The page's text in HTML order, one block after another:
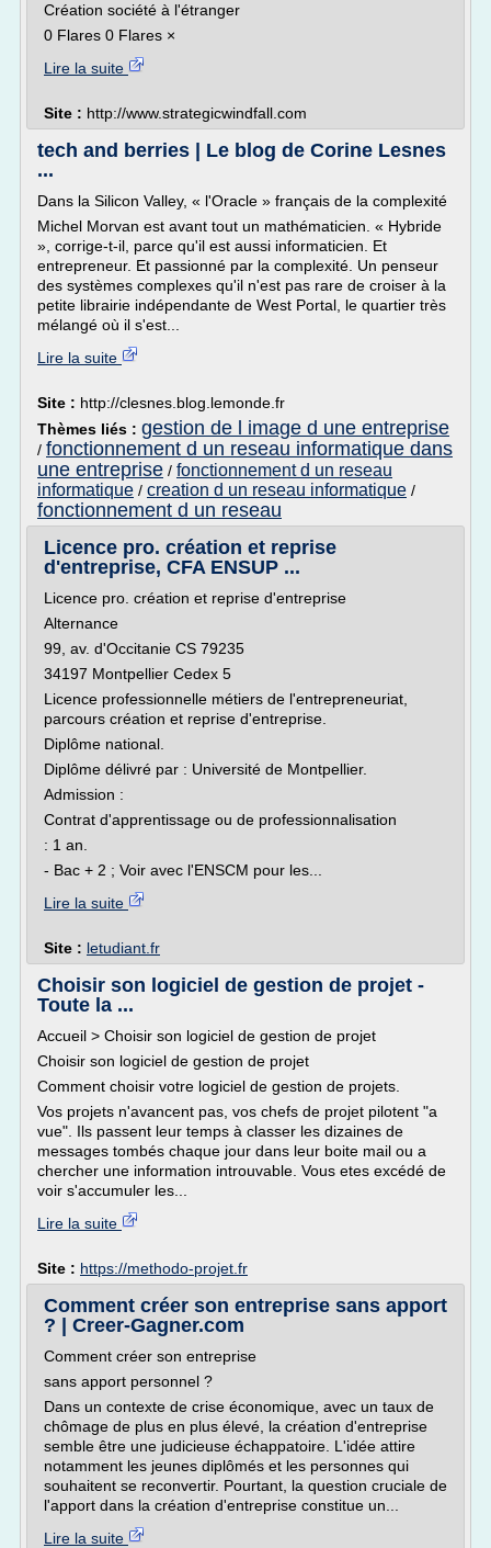
Création société à l'étranger
0 Flares 0 Flares ×
Lire la suite
Site : http://www.strategicwindfall.com
tech and berries | Le blog de Corine Lesnes
...
Dans la Silicon Valley, « l'Oracle » français de la complexité
Michel Morvan est avant tout un mathématicien. « Hybride
», corrige-t-il, parce qu'il est aussi informaticien. Et
entrepreneur. Et passionné par la complexité. Un penseur
des systèmes complexes qu'il n'est pas rare de croiser à la
petite librairie indépendante de West Portal, le quartier très
mélangé où il s'est...
Lire la suite
Site : http://clesnes.blog.lemonde.fr
Thèmes liés : gestion de l image d une entreprise
/ fonctionnement d un reseau informatique dans
une entreprise / fonctionnement d un reseau
informatique / creation d un reseau informatique /
fonctionnement d un reseau
Licence pro. création et reprise
d'entreprise, CFA ENSUP ...
Licence pro. création et reprise d'entreprise
Alternance
99, av. d'Occitanie CS 79235
34197 Montpellier Cedex 5
Licence professionnelle métiers de l'entrepreneuriat,
parcours création et reprise d'entreprise.
Diplôme national.
Diplôme délivré par : Université de Montpellier.
Admission :
Contrat d'apprentissage ou de professionnalisation
: 1 an.
- Bac + 2 ; Voir avec l'ENSCM pour les...
Lire la suite
Site : letudiant.fr
Choisir son logiciel de gestion de projet -
Toute la ...
Accueil > Choisir son logiciel de gestion de projet
Choisir son logiciel de gestion de projet
Comment choisir votre logiciel de gestion de projets.
Vos projets n'avancent pas, vos chefs de projet pilotent "a
vue". Ils passent leur temps à classer les dizaines de
messages tombés chaque jour dans leur boite mail ou a
chercher une information introuvable. Vous etes excédé de
voir s'accumuler les...
Lire la suite
Site : https://methodo-projet.fr
Comment créer son entreprise sans apport
? | Creer-Gagner.com
Comment créer son entreprise
sans apport personnel ?
Dans un contexte de crise économique, avec un taux de
chômage de plus en plus élevé, la création d'entreprise
semble être une judicieuse échappatoire. L'idée attire
notamment les jeunes diplômés et les personnes qui
souhaitent se reconvertir. Pourtant, la question cruciale de
l'apport dans la création d'entreprise constitue un...
Lire la suite